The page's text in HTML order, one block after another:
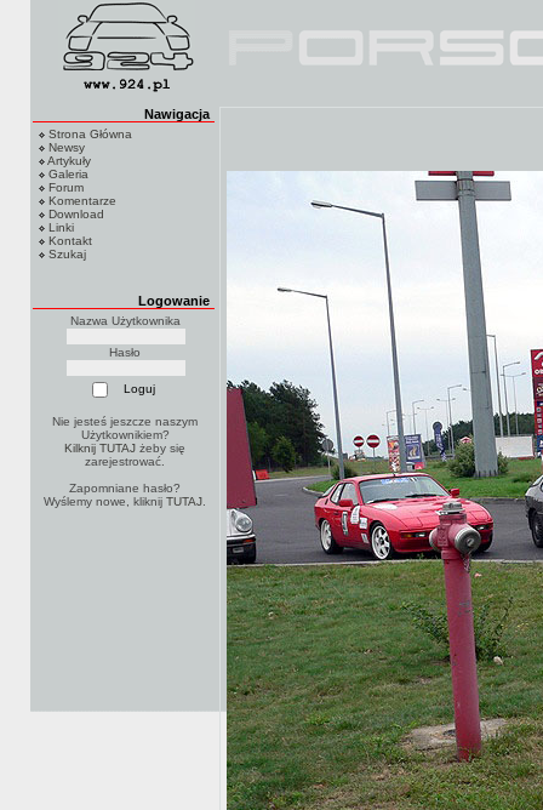
Nawigacja
Strona Główna
Newsy
Artykuły
Galeria
Forum
Komentarze
Download
Linki
Kontakt
Szukaj
Logowanie
Nazwa Użytkownika
Hasło
Nie jesteś jeszcze naszym
Użytkownikiem?
Kilknij TUTAJ żeby się
zarejestrować.
Zapomniane hasło?
Wyślemy nowe, kliknijTUTAJ